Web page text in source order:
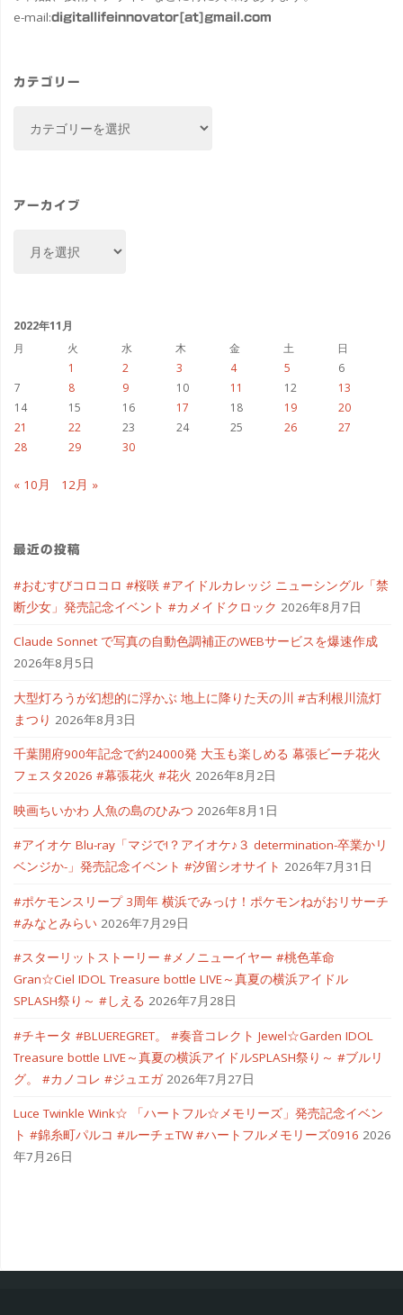
e-mail:digitallifeinnovator[at]gmail.com
カテゴリー
ー
アーカイブ
ブ
2022年11月
月
火 水 木 金 土
日
1
2 3 4 5
6
7
8 9 10 11 12
13
14
15 16 17 18 19
20
21
22 23 24 25 26
27
28
29 30
« 10月 12月 »
最近の投稿
#おむすびコロコロ #桜咲 #アイドルカレッジ ニューシングル「禁
断少女」発売記念イベント #カメイドクロック 2026年8月7日
Claude Sonnet で写真の自動色調補正のWEBサービスを爆速作成
2026年8月5日
大型灯ろうが幻想的に浮かぶ 地上に降りた天の川 #古利根川流灯
まつり 2026年8月3日
千葉開府900年記念で約24000発 大玉も楽しめる 幕張ビーチ花火
フェスタ2026 #幕張花火 #花火 2026年8月2日
映画ちいかわ 人魚の島のひみつ 2026年8月1日
#アイオケ Blu-ray「マジで!？アイオケ♪３ determination-卒業かリ
ベンジか-」発売記念イベント #汐留シオサイト 2026年7月31日
#ポケモンスリープ 3周年 横浜でみっけ！ポケモンねがおリサーチ
#みなとみらい 2026年7月29日
#スターリットストーリー #メノニューイヤー #桃色革命
Gran☆Ciel IDOL Treasure bottle LIVE～真夏の横浜アイドル
SPLASH祭り～ #しえる 2026年7月28日
#チキータ #BLUEREGRET。 #奏音コレクト Jewel☆Garden IDOL
Treasure bottle LIVE～真夏の横浜アイドルSPLASH祭り～ #ブルリ
グ。 #カノコレ #ジュエガ 2026年7月27日
Luce Twinkle Wink☆ 「ハートフル☆メモリーズ」発売記念イベン
ト #錦糸町パルコ #ルーチェTW #ハートフルメモリーズ0916 2026
年7月26日